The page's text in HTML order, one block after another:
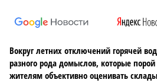
Вокруг летних отключений горячей
разного рода домыслов, которые
жителям объективно оценивать